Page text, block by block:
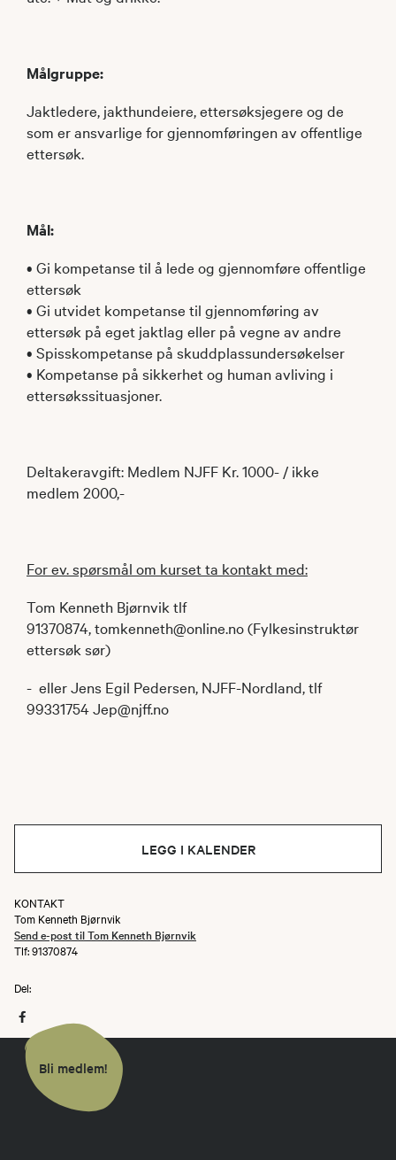
Målgruppe:
Jaktledere, jakthundeiere, ettersøksjegere og de
som er ansvarlige for gjennomføringen av offentlige
ettersøk.
Mål:
• Gi kompetanse til å lede og gjennomføre offentlige
ettersøk
• Gi utvidet kompetanse til gjennomføring av
ettersøk på eget jaktlag eller på vegne av andre
• Spisskompetanse på skuddplassundersøkelser
• Kompetanse på sikkerhet og human avliving i
ettersøkssituasjoner.
Deltakeravgift: Medlem NJFF Kr. 1000- / ikke
medlem 2000,-
For ev. spørsmål om kurset ta kontakt med:
Tom Kenneth Bjørnvik tlf
91370874, tomkenneth@online.no (Fylkesinstruktør
ettersøk sør)
- eller Jens Egil Pedersen, NJFF-Nordland, tlf
99331754 Jep@njff.no
LEGG I KALENDER
KONTAKT
Tom Kenneth Bjørnvik
Send e-post til Tom Kenneth Bjørnvik
Tlf: 91370874
Del:
Bli medlem!